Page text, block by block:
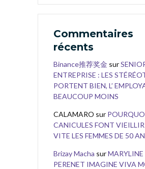
Commentaires
récents
Binance推荐奖金 sur
ENTREPRISE : LES
PORTENT BIEN, L’
BEAUCOUP MOINS
CALAMARO sur
CANICULES FONT VIEILLIR
VITE LES FEMMES DE 50
Brizay Macha surMARYLINE
PERENET IMAGINE VIVA